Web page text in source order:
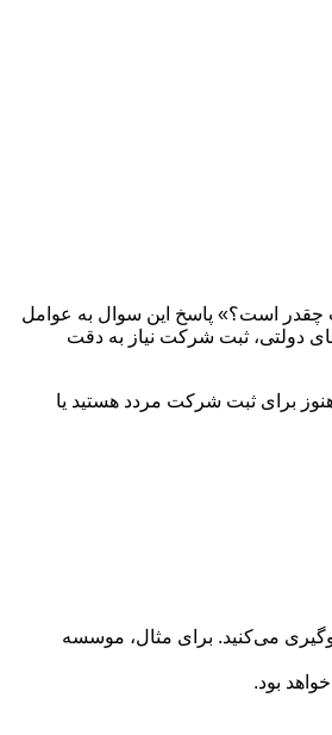
چقدر است؟» پاسخ این سوال به عوامل
و به‌روزرسانی تعرفه‌های دولتی، ثبت شرکت نیاز به دقت
ساده‌تر کنیم. اگر هنوز برای ثبت شرکت مردد هستید یا
می‌کنید. برای مثال، موسسه
بود.